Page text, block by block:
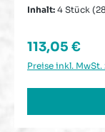
Inhalt: 4 Stück
Regulärer
113,05 €
Preise inkl.